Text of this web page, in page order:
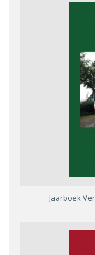
Jaarboek